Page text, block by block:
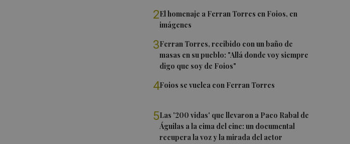
2El homenaje a Ferran Torres en Foios, en
imágenes
3Ferran Torres, recibido con un baño de
masas en su pueblo: "Allá donde voy siempre
digo que soy de Foios"
4Foios se vuelca con Ferran Torres
5Las '200 vidas' que llevaron a Paco Rabal de
Águilas a la cima del cine: un documental
recupera la voz y la mirada del actor